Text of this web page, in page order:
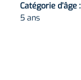
Catégorie d’âge :
5 ans